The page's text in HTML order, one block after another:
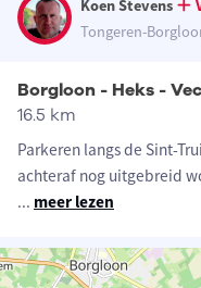
Koen Stevens
Tongeren-
Borgloon - Heks -
16.5 km
Parkeren langs de Sint-
achteraf nog uitgebreid
... meer lezen